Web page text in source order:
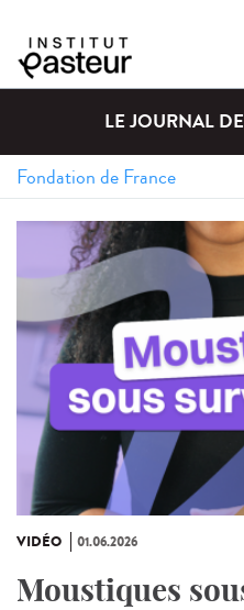
LE JOURNAL
VIDÉO 01.06.2026
Moustiques